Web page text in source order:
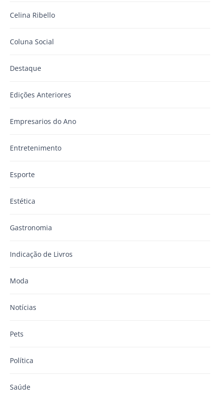
Celina Ribello
Coluna Social
Destaque
Edições Anteriores
Empresarios do Ano
Entretenimento
Esporte
Estética
Gastronomia
Indicação de Livros
Moda
Notícias
Pets
Política
Saúde